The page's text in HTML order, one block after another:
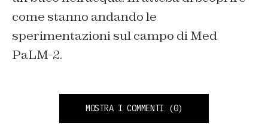
come stanno andando le
sperimentazioni sul campo di Med
PaLM-2.
MOSTRA I COMMENTI (0)